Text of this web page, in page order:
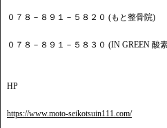
０７８－８９１－５８２０ (もと整骨院)
０７８－８９１－５８３０ (IN GREEN 酸
HP
https://www.moto-seikotsuin111.com/